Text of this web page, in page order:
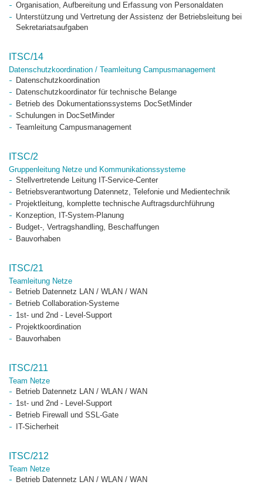
Organisation, Aufbereitung und Erfassung von Personaldaten
Unterstützung und Vertretung der Assistenz der Betriebsleitung bei
Sekretariatsaufgaben
ITSC/14
Datenschutzkoordination / Teamleitung Campusmanagement
Datenschutzkoordination
Datenschutzkoordinator für technische Belange
Betrieb des Dokumentationssystems DocSetMinder
Schulungen in DocSetMinder
Teamleitung Campusmanagement
ITSC/2
Gruppenleitung Netze und Kommunikationssysteme
Stellvertretende Leitung IT-Service-Center
Betriebsverantwortung Datennetz, Telefonie und Medientechnik
Projektleitung, komplette technische Auftragsdurchführung
Konzeption, IT-System-Planung
Budget-, Vertragshandling, Beschaffungen
Bauvorhaben
ITSC/21
Teamleitung Netze
Betrieb Datennetz LAN / WLAN / WAN
Betrieb Collaboration-Systeme
1st- und 2nd - Level-Support
Projektkoordination
Bauvorhaben
ITSC/211
Team Netze
Betrieb Datennetz LAN / WLAN / WAN
1st- und 2nd - Level-Support
Betrieb Firewall und SSL-Gate
IT-Sicherheit
ITSC/212
Team Netze
Betrieb Datennetz LAN / WLAN / WAN